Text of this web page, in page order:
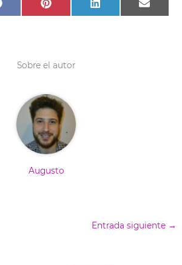
Compartir
F
a
Compartir
P
i
s
t
Compartir
L
i
E
m
Sobre el autor
Augusto
Entrada siguiente →